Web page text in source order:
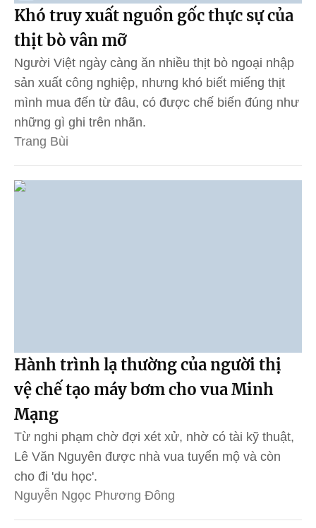
Khó truy xuất nguồn gốc thực sự của
thịt bò vân mỡ
Người Việt ngày càng ăn nhiều thịt bò ngoại nhập
sản xuất công nghiệp, nhưng khó biết miếng thịt
mình mua đến từ đâu, có được chế biến đúng như
những gì ghi trên nhãn.
Trang Bùi
Hành trình lạ thường của người thị
vệ chế tạo máy bơm cho vua Minh
Mạng
Từ nghi phạm chờ đợi xét xử, nhờ có tài kỹ thuật,
Lê Văn Nguyên được nhà vua tuyển mộ và còn
cho đi 'du học'.
Nguyễn Ngọc Phương Đông